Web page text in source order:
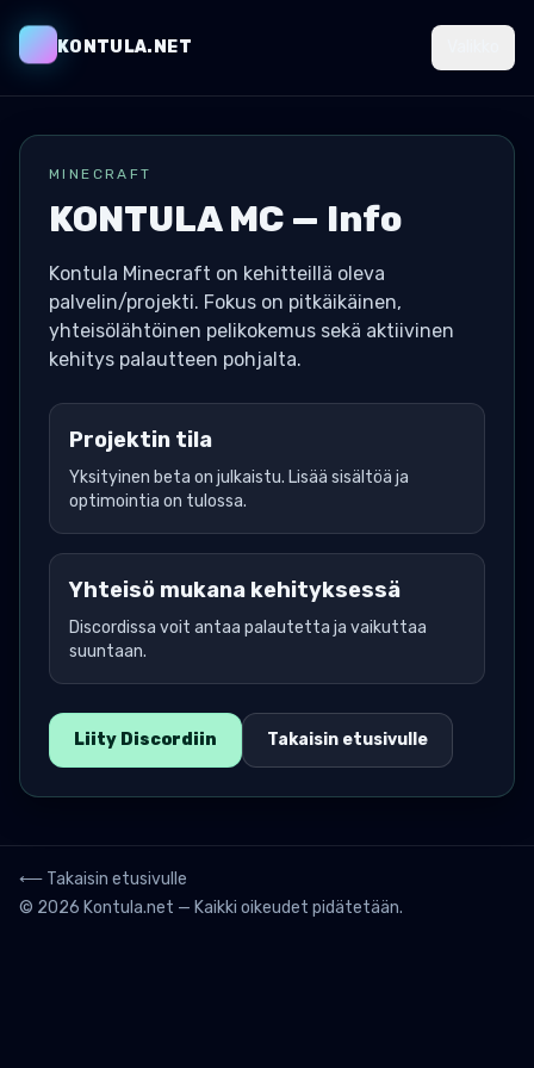
KONTULA.NET
MINECRAFT
KONTULA MC — Info
Kontula Minecraft on kehitteillä oleva
palvelin/projekti. Fokus on pitkäikäinen,
yhteisölähtöinen pelikokemus sekä aktiivinen
kehitys palautteen pohjalta.
Projektin tila
Yksityinen beta on julkaistu. Lisää sisältöä ja
optimointia on tulossa.
Yhteisö mukana kehityksessä
Discordissa voit antaa palautetta ja vaikuttaa
suuntaan.
Liity Discordiin Takaisin etusivulle
⟵ Takaisin etusivulle
© 2026 Kontula.net — Kaikki oikeudet pidätetään.